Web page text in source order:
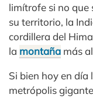
limítrofe si no que
su territorio, la
cordillera del
la montaña más
Si bien hoy en día
metrópolis